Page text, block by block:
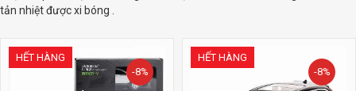
tản nhiệt được xi bóng .
HẾT HÀNG
-8%
HẾT HÀNG
-8%